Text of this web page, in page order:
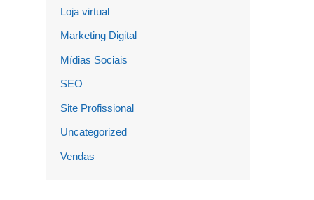
Loja virtual
Marketing Digital
Mídias Sociais
SEO
Site Profissional
Uncategorized
Vendas